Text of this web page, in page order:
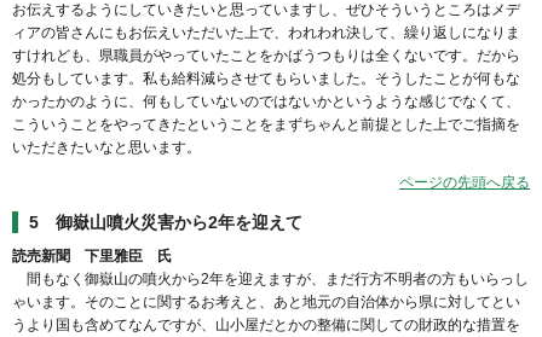
お伝えするようにしていきたいと思っていますし、ぜひそういうところはメデ
ィアの皆さんにもお伝えいただいた上で、われわれ決して、繰り返しになりま
すけれども、県職員がやっていたことをかばうつもりは全くないです。だから
処分もしています。私も給料減らさせてもらいました。そうしたことが何もな
かったかのように、何もしていないのではないかというような感じでなくて、
こういうことをやってきたということをまずちゃんと前提とした上でご指摘を
いただきたいなと思います。
ページの先頭へ戻る
5 御嶽山噴火災害から2年を迎えて
読売新聞 下里雅臣 氏
間もなく御嶽山の噴火から2年を迎えますが、まだ行方不明者の方もいらっし
ゃいます。そのことに関するお考えと、あと地元の自治体から県に対してとい
うより国も含めてなんですが、山小屋だとかの整備に関しての財政的な措置を